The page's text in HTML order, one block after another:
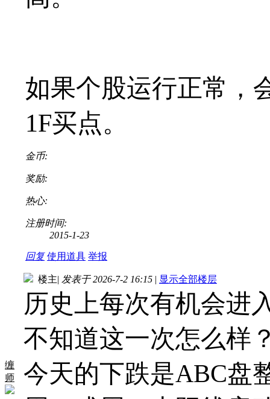
如果个股运行正常，
1F买点。
金币:
奖励:
热心:
注册时间:
2015-1-23
回复 使用道具 举报
缠
师
楼主| 发表于 2026-7-2 16:15 | 显示全部楼层
历史上每次有机会进
不知道这一次怎么样
今天的下跌是ABC盘